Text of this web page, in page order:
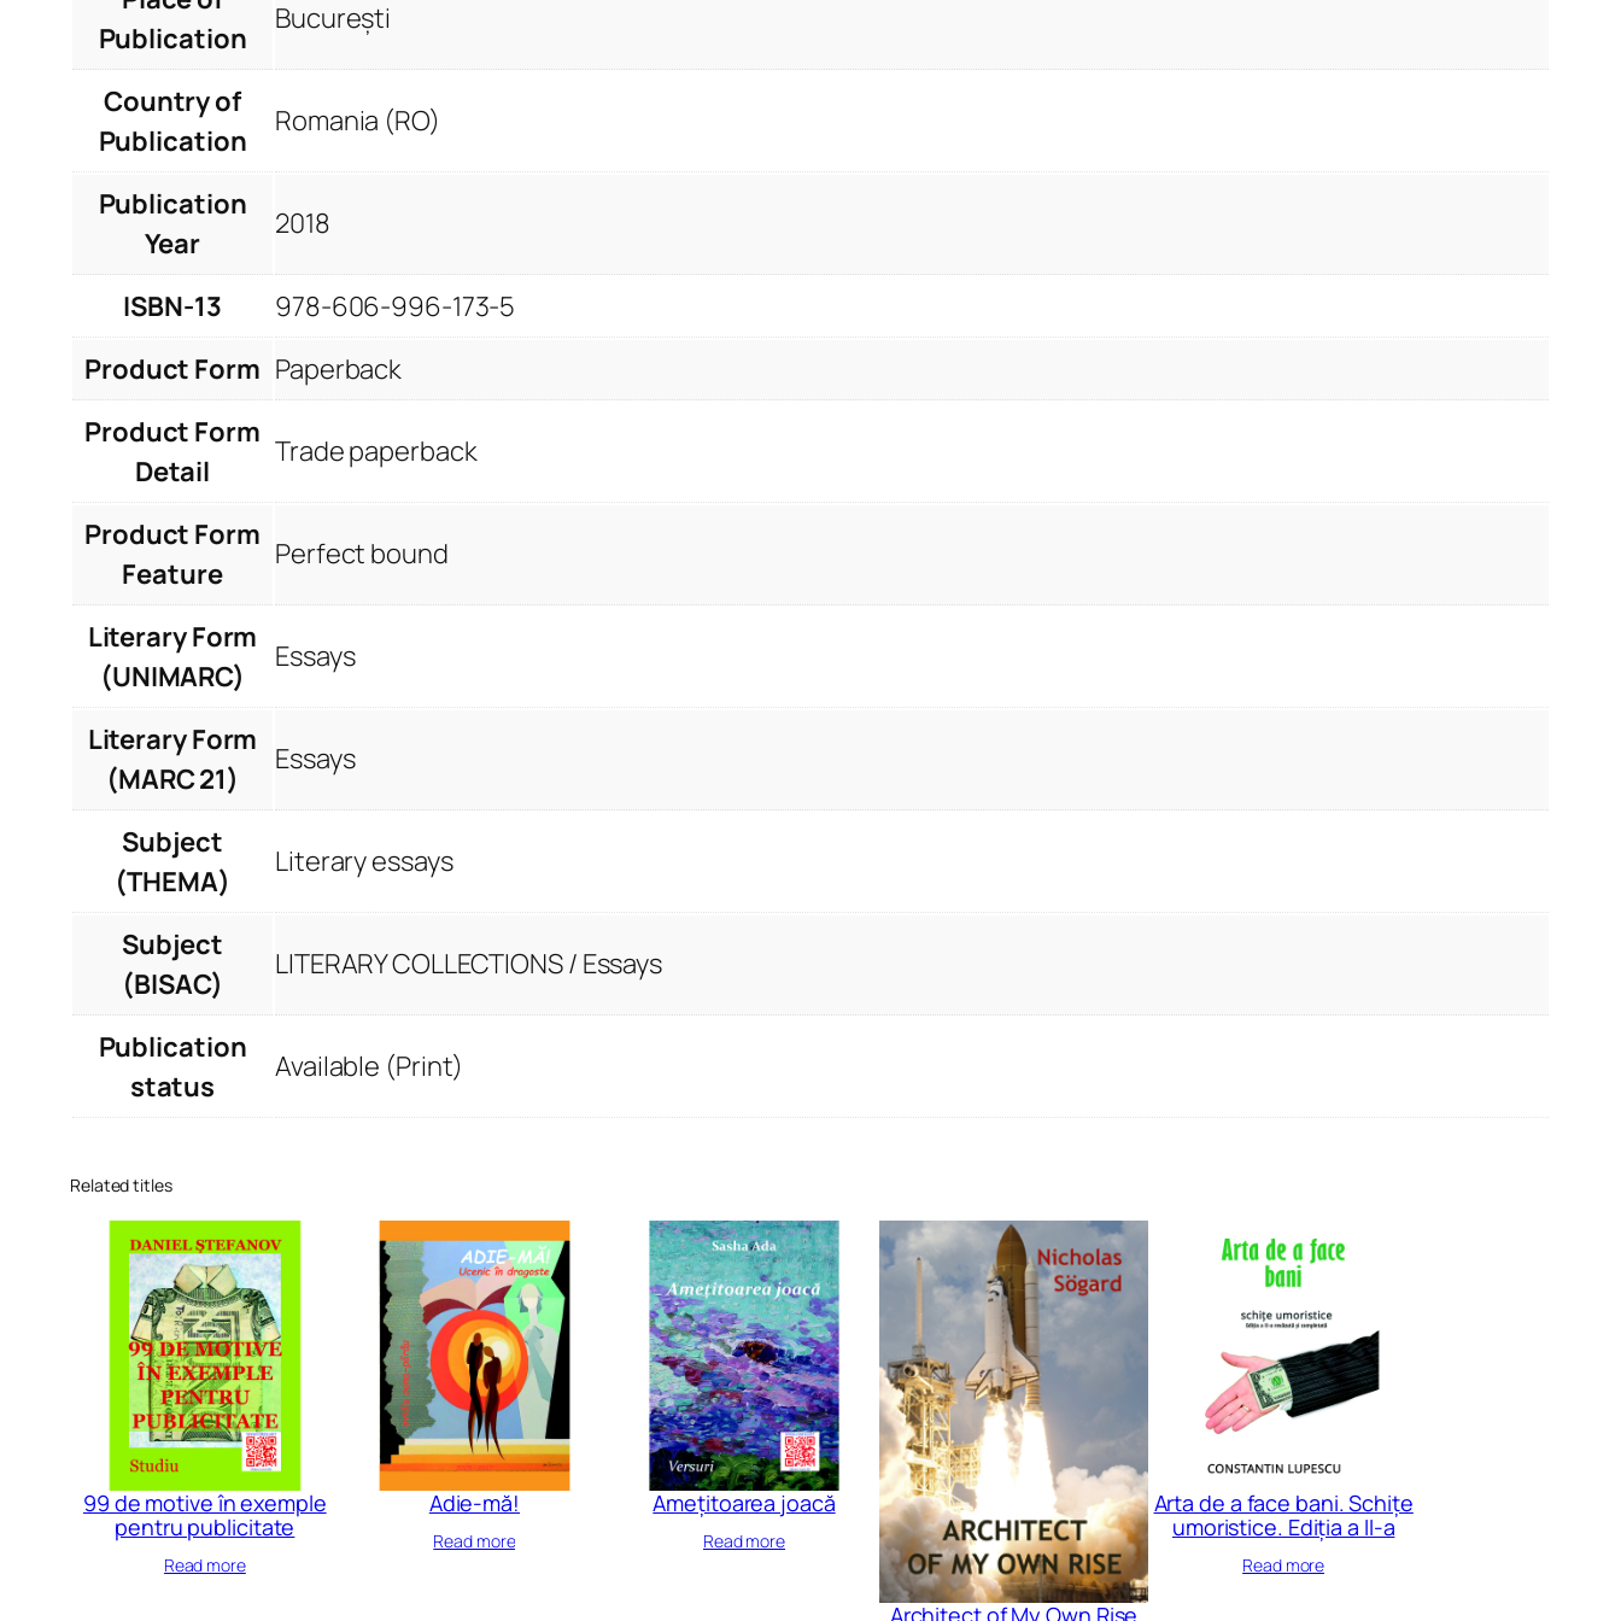
Publication
București
Country of
Publication
Romania (RO)
Publication
Year
2018
ISBN-13
978-606-996-173-5
Product Form Paperback
Product Form
Detail
Trade paperback
Product Form
Feature
Perfect bound
Literary Form
(UNIMARC)
Essays
Literary Form
(MARC 21)
Essays
Subject
(THEMA)
Literary essays
Subject
(BISAC)
LITERARY COLLECTIONS / Essays
Publication
status
Available (Print)
Related titles
99 de motive în exemple
pentru publicitate
Read more
Adie-mă!
Read more
Amețitoarea joacă
Read more
Architect of My Own Rise
Arta de a face bani. Schițe
umoristice. Ediția a II-a
Read more